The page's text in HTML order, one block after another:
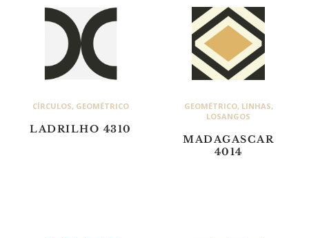
CÍRCULOS, GEOMÉTRICO
LADRILHO 4310
GEOMÉTRICO, LINHAS,
LOSANGOS
MADAGASCAR
4014